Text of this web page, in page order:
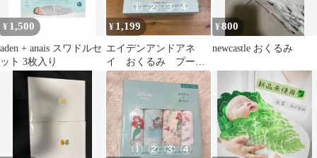
¥ 1,500
aden + anais スワドルセ
ット 3枚入り
¥ 1,199
エイデンアンドアネ
イ おくるみ プーさ
ん 1枚バラ売り④
¥800
newcastle おくるみ